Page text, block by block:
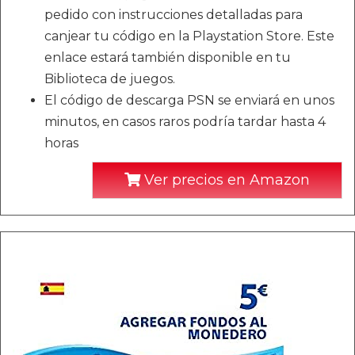
pedido con instrucciones detalladas para
canjear tu código en la Playstation Store. Este
enlace estará también disponible en tu
Biblioteca de juegos.
El código de descarga PSN se enviará en unos
minutos, en casos raros podría tardar hasta 4
horas
Ver precios en Amazon